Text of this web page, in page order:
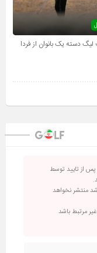
لیگ دسته یک بانوان از فردا
از تایید توسط
منتشر نخواهد
مرتبط باشد